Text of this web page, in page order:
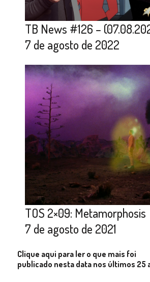
TB News #126 –
7 de agosto de 2022
TOS 2×09: Metamorphosis
7 de agosto de 2021
Clique aqui para ler o que mais foi
publicado nesta data nos últimos 25